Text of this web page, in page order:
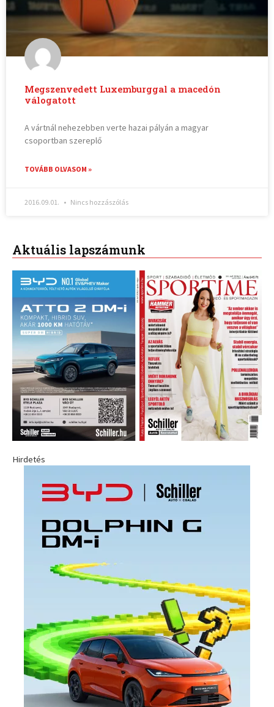
Megszenvedett Luxemburggal a macedón
válogatott
A vártnál nehezebben verte hazai pályán a magyar
csoportban szereplő
TOVÁBB OLVASOM »
2016.09.01. Nincs hozzászólás
Aktuális lapszámunk
Hirdetés